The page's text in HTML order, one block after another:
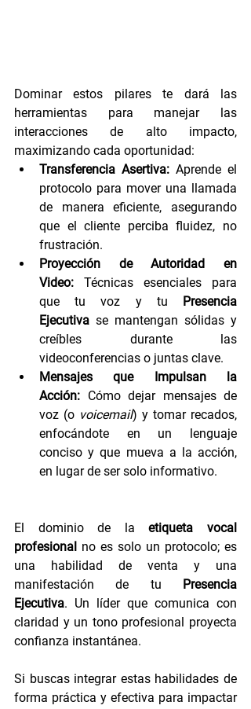
Dominar estos pilares te dará las
herramientas para manejar las
interacciones de alto impacto,
maximizando cada oportunidad:
Transferencia Asertiva: Aprende el
protocolo para mover una llamada
de manera eficiente, asegurando
que el cliente perciba fluidez, no
frustración.
Proyección de Autoridad en
Video: Técnicas esenciales para
que tu voz y tu
Presencia
Ejecutiva se mantengan sólidas y
creíbles durante las
videoconferencias o juntas clave.
Mensajes que Impulsan la
Acción: Cómo dejar mensajes de
voz (o voicemail) y tomar recados,
enfocándote en un lenguaje
conciso y que mueva a la acción,
en lugar de ser solo informativo.
El dominio de la etiqueta vocal
profesional no es solo un protocolo; es
una habilidad de venta y una
manifestación de tu
Presencia
Ejecutiva. Un líder que comunica con
claridad y un tono profesional proyecta
confianza instantánea.
Si buscas integrar estas habilidades de
forma práctica y efectiva para impactar